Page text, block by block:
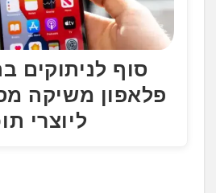
סוף לניתוקים
פלאפון משיקה
ליוצרי